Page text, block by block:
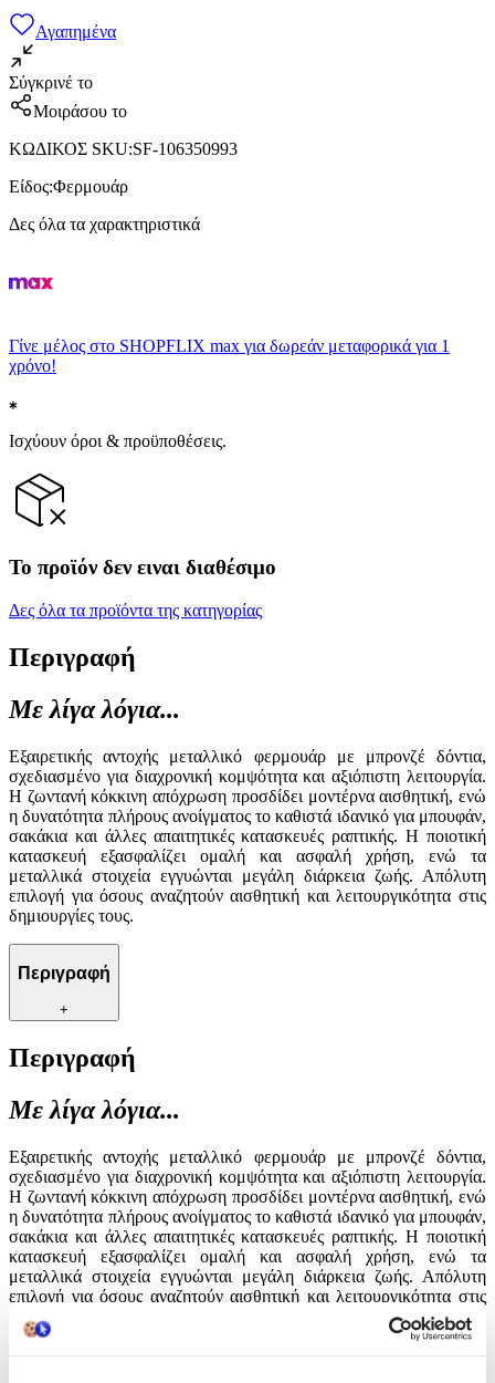
Αγαπημένα
Σύγκρινέ το
Μοιράσου το
ΚΩΔΙΚΟΣ SKU:SF-106350993
Είδος:Φερμουάρ
Δες όλα τα χαρακτηριστικά
Γίνε μέλος στο SHOPFLIX max για δωρεάν μεταφορικά για 1
χρόνο!
Ισχύουν όροι & προϋποθέσεις.
Το προϊόν δεν ειναι διαθέσιμο
Δες όλα τα προϊόντα της κατηγορίας
Περιγραφή
Με λίγα λόγια...
Εξαιρετικής αντοχής μεταλλικό φερμουάρ με μπρονζέ δόντια,
σχεδιασμένο για διαχρονική κομψότητα και αξιόπιστη λειτουργία.
Η ζωντανή κόκκινη απόχρωση προσδίδει μοντέρνα αισθητική, ενώ
η δυνατότητα πλήρους ανοίγματος το καθιστά ιδανικό για μπουφάν,
σακάκια και άλλες απαιτητικές κατασκευές ραπτικής. Η ποιοτική
κατασκευή εξασφαλίζει ομαλή και ασφαλή χρήση, ενώ τα
μεταλλικά στοιχεία εγγυώνται μεγάλη διάρκεια ζωής. Απόλυτη
επιλογή για όσους αναζητούν αισθητική και λειτουργικότητα στις
δημιουργίες τους.
Περιγραφή
+
Περιγραφή
Με λίγα λόγια...
Εξαιρετικής αντοχής μεταλλικό φερμουάρ με μπρονζέ δόντια,
σχεδιασμένο για διαχρονική κομψότητα και αξιόπιστη λειτουργία.
Η ζωντανή κόκκινη απόχρωση προσδίδει μοντέρνα αισθητική, ενώ
η δυνατότητα πλήρους ανοίγματος το καθιστά ιδανικό για μπουφάν,
σακάκια και άλλες απαιτητικές κατασκευές ραπτικής. Η ποιοτική
κατασκευή εξασφαλίζει ομαλή και ασφαλή χρήση, ενώ τα
μεταλλικά στοιχεία εγγυώνται μεγάλη διάρκεια ζωής. Απόλυτη
επιλογή για όσους αναζητούν αισθητική και λειτουργικότητα στις
δημιουργίες τους.
Χαρακτηριστικά